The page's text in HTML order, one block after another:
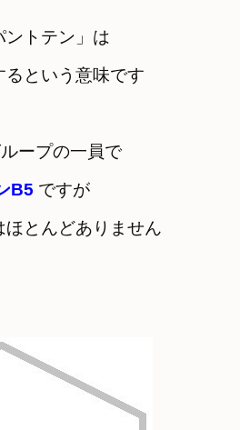
ントテン」は
るという意味です
ープの一員で
B5 ですが
とんどありません